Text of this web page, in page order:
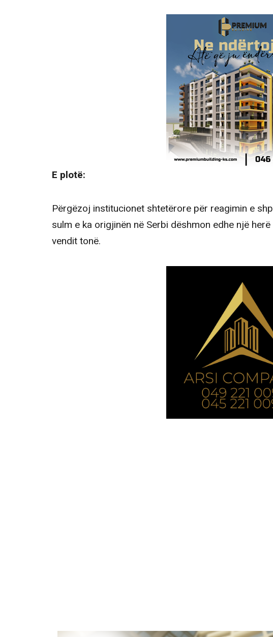
E plotë:
Përgëzoj institucionet shtetërore për reagimin e
sulm e ka origjinën në Serbi dëshmon edhe një
vendit tonë.